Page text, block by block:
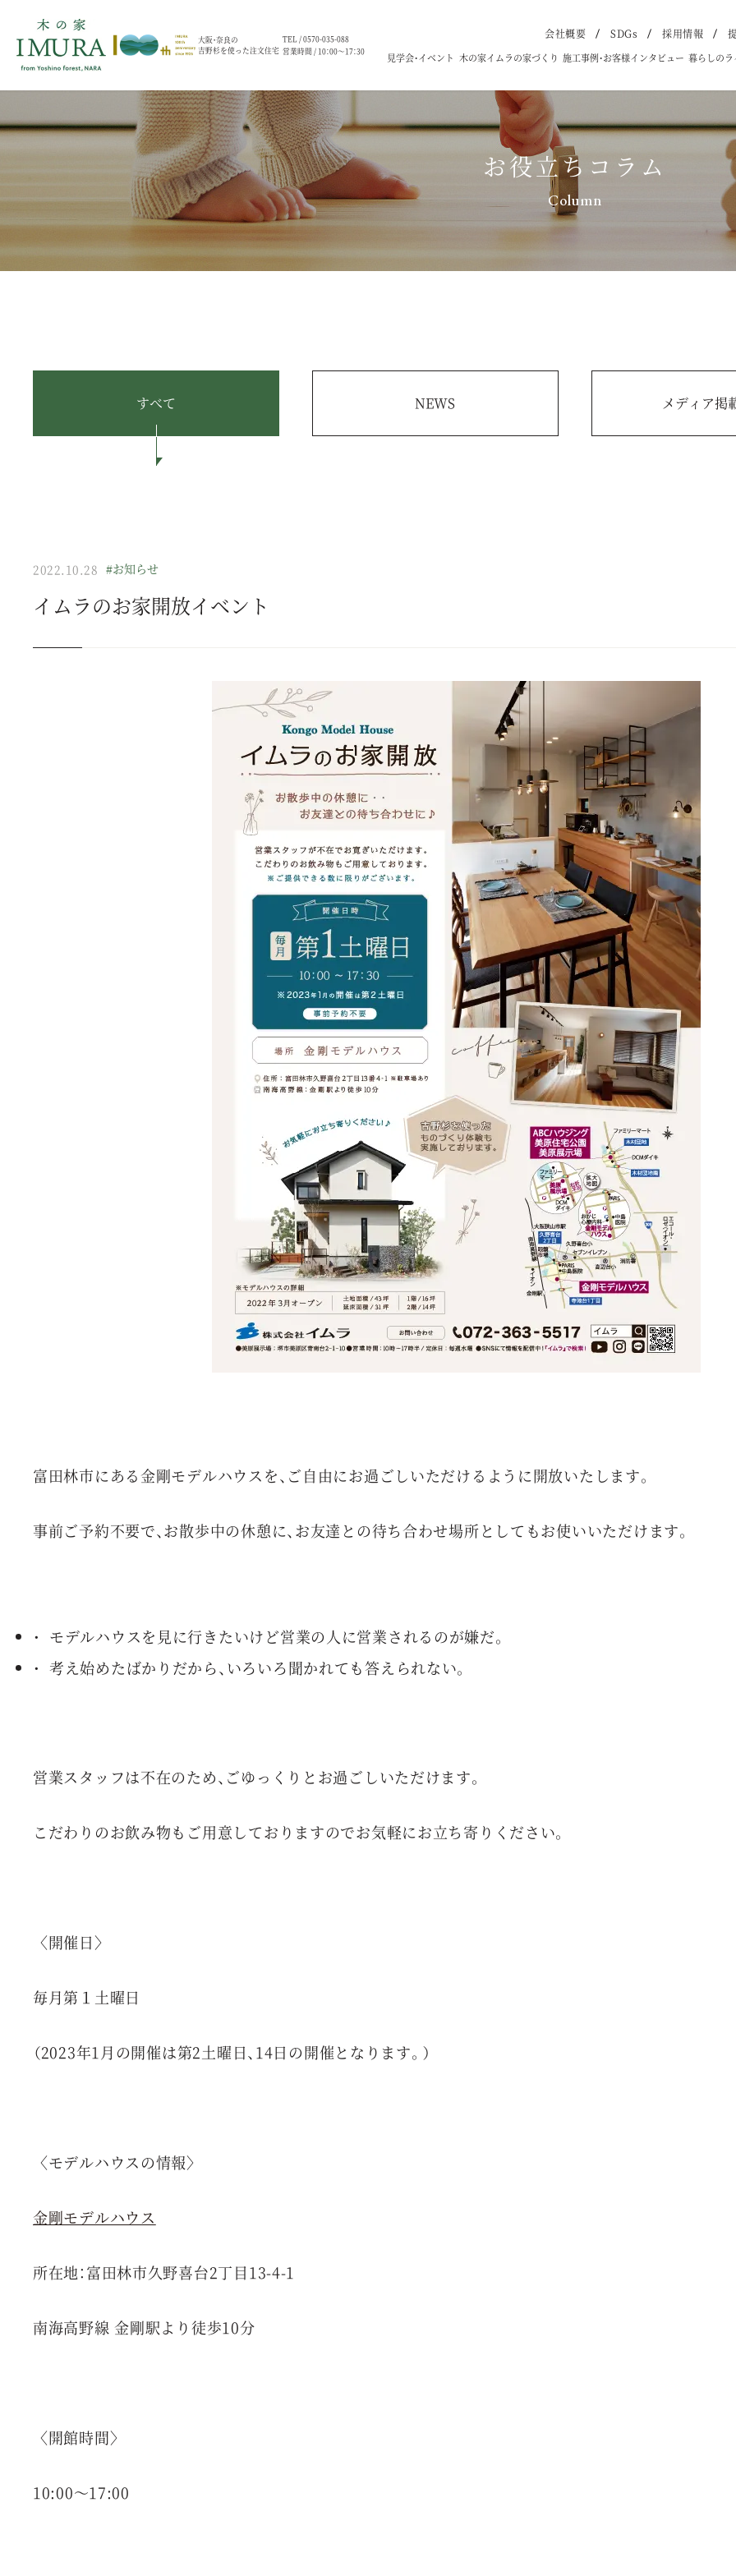
大阪・奈良の
吉野杉を使った注文住宅
TEL /0570-035-088
営業時間 / 10：00～17：30
会社概要 SDGs 採用情報
見学会・イベント 木の家イムラの家づくり 施工事例・お客様インタビュー 暮らしの
お役立ちコラム
Column
すべて NEWS メディア掲
2022.10.28 #お知らせ
イムラのお家開放イベント
富田林市にある金剛モデルハウスを、ご自由にお過ごしいただけるように開放いたします。
事前ご予約不要で、お散歩中の休憩に、お友達との待ち合わせ場所としてもお使いいただけます。
モデルハウスを見に行きたいけど営業の人に営業されるのが嫌だ。
考え始めたばかりだから、いろいろ聞かれても答えられない。
営業スタッフは不在のため、ごゆっくりとお過ごしいただけます。
こだわりのお飲み物もご用意しておりますのでお気軽にお立ち寄りください。
〈開催日〉
毎月第１土曜日
（2023年1月の開催は第2土曜日、14日の開催となります。）
〈モデルハウスの情報〉
金剛モデルハウス
所在地：富田林市久野喜台2丁目13-4-1
南海高野線 金剛駅より徒歩10分
〈開館時間〉
10:00～17:00